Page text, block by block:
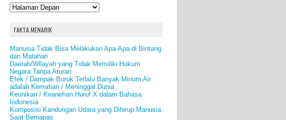
FAKTA MENARIK
Manusia Tidak Bisa Melakukan Apa-Apa di Bintang
dan Matahari
Daerah/Wilayah yang Tidak Memiliki Hukum
Negara Tanpa Aturan
Efek / Dampak Buruk Terlalu Banyak Minum Air
adalah Kematian / Meninggal Dunia
Keunikan / Keanehan Huruf X dalam Bahasa
Indonesia
Komposisi Kandungan Udara yang Dihirup Manusia
Saat Bernapas